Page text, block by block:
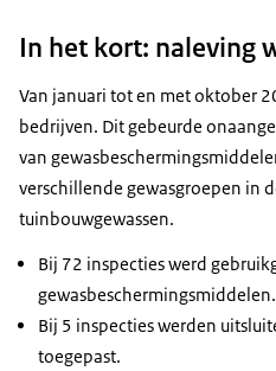
In het kort: naleving
Van januari tot en met oktober
bedrijven. Dit gebeurde
van
verschillende gewasgroepen in
tuinbouwgewassen.
Bij 72 inspecties werd
gewasbeschermingsmiddelen.
Bij 5 inspecties werden
toegepast.